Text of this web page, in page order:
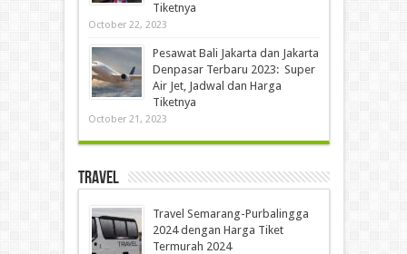
Tiketnya
October 22, 2023
Pesawat Bali Jakarta dan Jakarta
Denpasar Terbaru 2023: Super
Air Jet, Jadwal dan Harga
Tiketnya
October 21, 2023
Travel
Travel Semarang-Purbalingga
2024 dengan Harga Tiket
Termurah 2024